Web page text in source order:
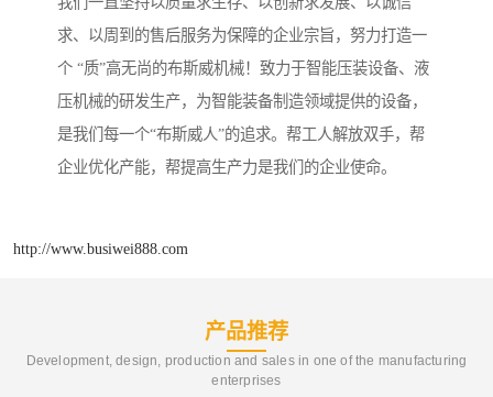
求、以周到的售后服务为保障的企业宗旨，努力打造一
个 “质”高无尚的布斯威机械！致力于智能压装设备、液
压机械的研发生产，为智能装备制造领域提供的设备，
是我们每一个“布斯威人”的追求。帮工人解放双手，帮
企业优化产能，帮提高生产力是我们的企业使命。
http://www.busiwei888.com
产品推荐
Development, design, production and sales in one of the manufacturing
enterprises